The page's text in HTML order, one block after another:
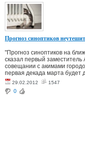
Прогноз синоптиков
"Прогноз синоптиков на
сказал первый заместитель
совещании с акимами
первая декада марта будет
29.02.2012 1547
0